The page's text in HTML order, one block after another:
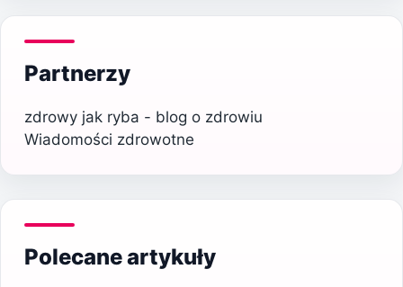
Partnerzy
zdrowy jak ryba - blog o zdrowiu
Wiadomości zdrowotne
Polecane artykuły